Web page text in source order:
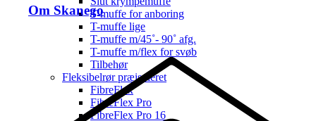
Om SkanegoT-muffe for anboring
T-muffe lige
T-muffe m/45˚- 90˚ afg.
T-muffe m/flex for svøb
Tilbehør
Fleksibelrør præisoleret
FibreFlex
FibreFlex Pro
FibreFlex Pro 16